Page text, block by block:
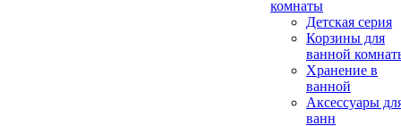
комнаты
Детская серия
Корзины для
ванной
Хранение в
ванной
Аксессуары
ванн